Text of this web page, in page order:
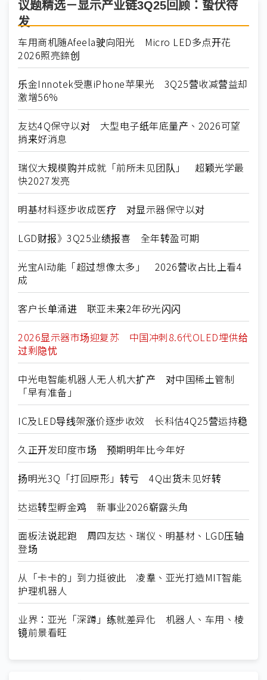
议题精选－显示产业链3Q25回顾：蛰伏待
发
车用商机随Afeela驶向阳光 Micro LED多点开花
2026照亮錼创
乐金Innotek受惠iPhone苹果光 3Q25营收减营益却
激增56%
友达4Q保守以对 大型电子纸年底量产、2026可望
捎来好消息
瑞仪大规模购并成就「前所未见团队」 超颖光学最
快2027发亮
明基材料逐步收成医疗 对显示器保守以对
LGD财报》3Q25业绩报喜 全年转盈可期
光宝AI动能「超过想像太多」 2026营收占比上看4
成
客户长单涌进 联亚未来2年矽光闪闪
2026显示器市场迎复苏 中国冲刺8.6代OLED埋供给
过剩隐忧
中光电智能机器人无人机大扩产 对中国稀土管制
「早有准备」
IC及LED导线架涨价逐步收效 长科估4Q25营运持稳
久正开发印度市场 预期明年比今年好
扬明光3Q「打回原形」转亏 4Q出货未见好转
达运转型孵金鸡 新事业2026崭露头角
面板法说起跑 周四友达、瑞仪、明基材、LGD压轴
登场
从「卡卡的」到力挺彼此 凌羣、亚光打造MIT智能
护理机器人
业界：亚光「深蹲」练就差异化 机器人、车用、棱
镜前景看旺